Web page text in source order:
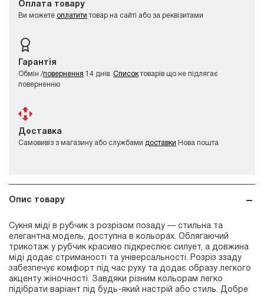
Оплата товару
Ви можете оплатити товар на сайті або за реквізитами
Гарантія
Обмін /повернення 14 днів. Списоктоварів що не підлягає
поверненню
Доставка
Самовивіз з магазину або службами доставки Нова пошта
Опис товару
Сукня міді в рубчик з розрізом позаду — стильна та
елегантна модель, доступна в кольорах. Облягаючий
трикотаж у рубчик красиво підкреслює силует, а довжина
міді додає стриманості та універсальності. Розріз ззаду
забезпечує комфорт під час руху та додає образу легкого
акценту жіночності. Завдяки різним кольорам легко
підібрати варіант під будь-який настрій або стиль. Добре